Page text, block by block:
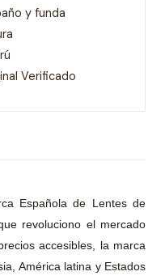
y funda
Verificado
Española de Lentes de
revoluciono el mercado
accesibles, la marca
América latina y Estados